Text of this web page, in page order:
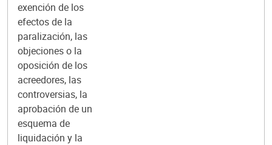
exención de los
efectos de la
paralización, las
objeciones o la
oposición de los
acreedores, las
controversias, la
aprobación de un
esquema de
liquidación y la